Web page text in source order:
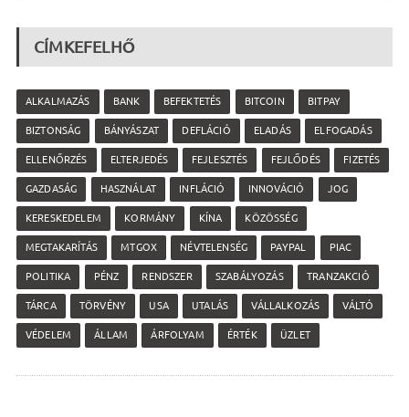
CÍMKEFELHŐ
ALKALMAZÁS BANK BEFEKTETÉS BITCOIN BITPAY
BIZTONSÁG BÁNYÁSZAT DEFLÁCIÓ ELADÁS ELFOGADÁS
ELLENŐRZÉS ELTERJEDÉS FEJLESZTÉS FEJLŐDÉS FIZETÉS
GAZDASÁG HASZNÁLAT INFLÁCIÓ INNOVÁCIÓ JOG
KERESKEDELEM KORMÁNY KÍNA KÖZÖSSÉG
MEGTAKARÍTÁS MTGOX NÉVTELENSÉG PAYPAL PIAC
POLITIKA PÉNZ RENDSZER SZABÁLYOZÁS TRANZAKCIÓ
TÁRCA TÖRVÉNY USA UTALÁS VÁLLALKOZÁS VÁLTÓ
VÉDELEM ÁLLAM ÁRFOLYAM ÉRTÉK ÜZLET